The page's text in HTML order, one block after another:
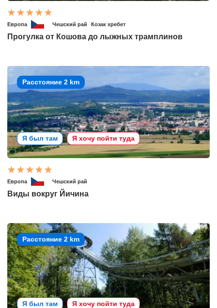
Европа Чешский рай Козак хребет
Прогулка от Кошова до лыжных трамплинов
Расстояние 2 km
Я был там Я хочу пойти туда
Европа Чешский рай
Виды вокруг Йичина
Расстояние 2 km
Я был там Я хочу пойти туда